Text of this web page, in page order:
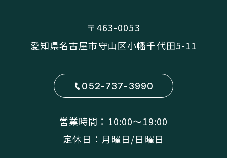
〒463-0053
愛知県名古屋市守山区小幡千代田5-11
052-737-3990
営業時間：10:00〜19:00
定休日：月曜日/日曜日